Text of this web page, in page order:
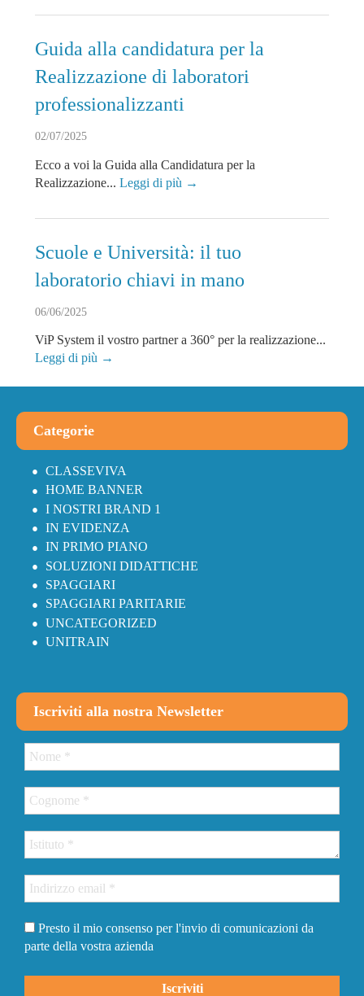
Guida alla candidatura per la
Realizzazione di laboratori
professionalizzanti
02/07/2025
Ecco a voi la Guida alla Candidatura per la
Realizzazione... Leggi di più →
Scuole e Università: il tuo
laboratorio chiavi in mano
06/06/2025
ViP System il vostro partner a 360° per la realizzazione...
Leggi di più →
Categorie
CLASSEVIVA
HOME BANNER
I NOSTRI BRAND 1
IN EVIDENZA
IN PRIMO PIANO
SOLUZIONI DIDATTICHE
SPAGGIARI
SPAGGIARI PARITARIE
UNCATEGORIZED
UNITRAIN
Iscriviti alla nostra Newsletter
Presto il mio consenso per l'invio di comunicazioni da
parte della vostra azienda